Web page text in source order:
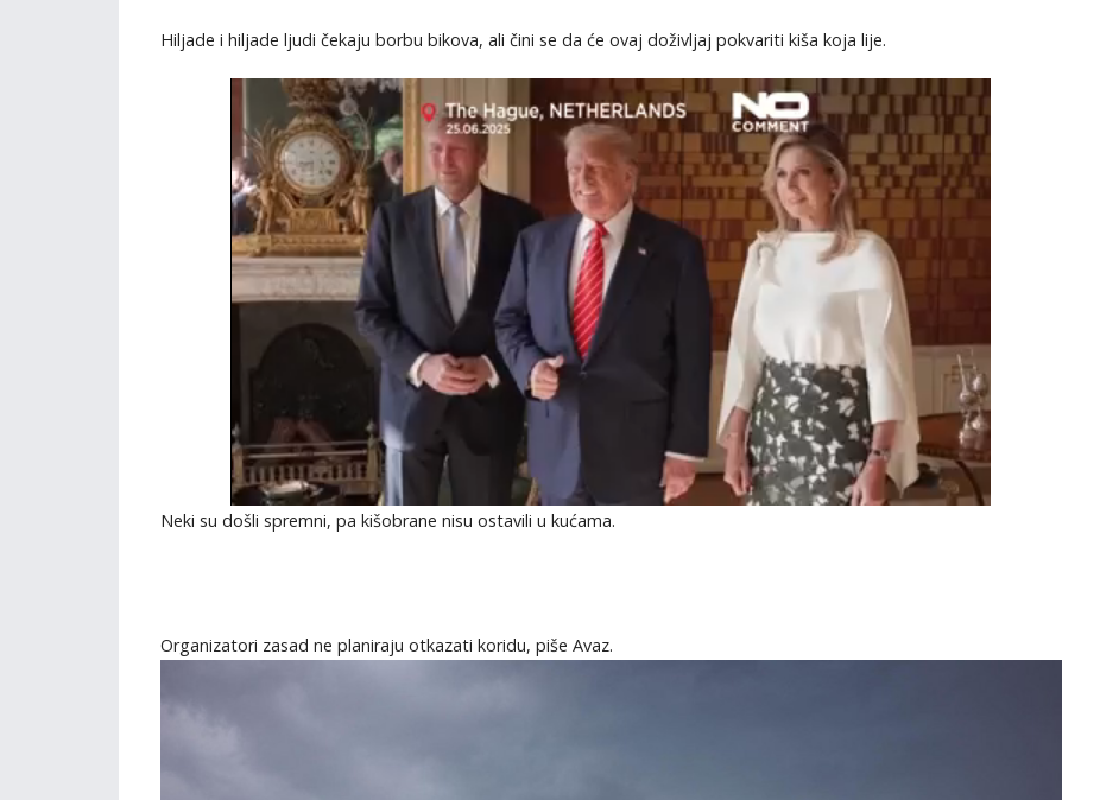
Hiljade i hiljade ljudi čekaju borbu bikova, ali čini se da će ovaj doživljaj pokvariti kiša koja lije.
Neki su došli spremni, pa kišobrane nisu ostavili u kućama.
Organizatori zasad ne planiraju otkazati koridu, piše Avaz.